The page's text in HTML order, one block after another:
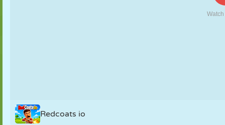
VELHA
Redcoats io